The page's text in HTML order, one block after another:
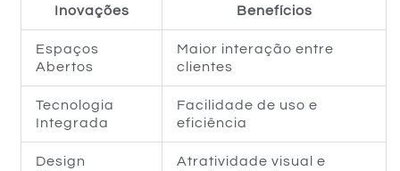
Inovações Benefícios
Espaços
Abertos
Maior interação entre
clientes
Tecnologia
Integrada
Facilidade de uso e
eficiência
Design
Atratividade visual e